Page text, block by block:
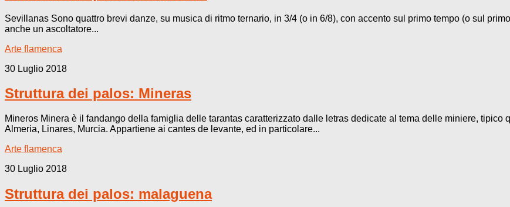
Sevillanas Sono quattro brevi danze, su musica di ritmo ternario, in 3/4 (o in 6/8), con accento sul primo tempo (o sul
anche un ascoltatore...
Arte flamenca
30 Luglio 2018
Struttura dei palos: Mineras
Mineros Minera è il fandango della famiglia delle tarantas caratterizzato dalle letras dedicate al tema delle miniere, tipico
Almeria, Linares, Murcia. Appartiene ai cantes de levante, ed in particolare...
Arte flamenca
30 Luglio 2018
Struttura dei palos: malaguena